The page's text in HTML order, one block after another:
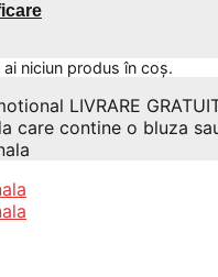
ai niciun produs în coș.
LIVRARE
care contine o bluza